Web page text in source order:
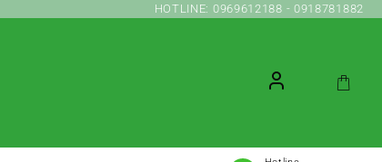
HOTLINE: 0969612188 - 0918781882